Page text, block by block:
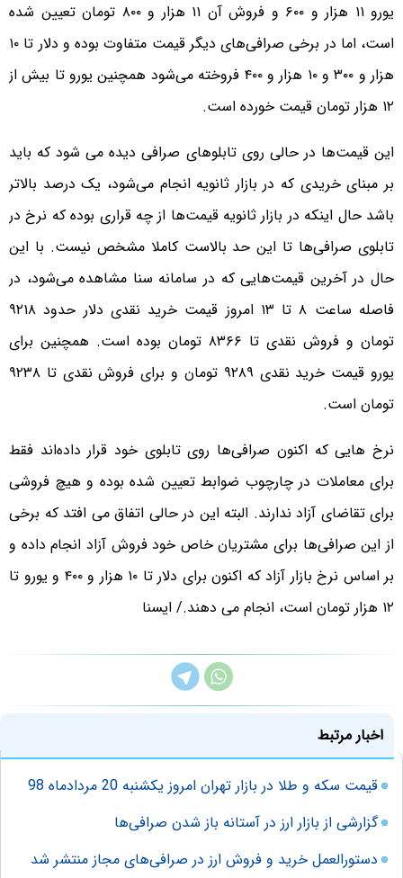
یورو ۱۱ هزار و ۶۰۰ و فروش آن ۱۱ هزار و ۸۰۰ تومان تعیین شده
است، اما در برخی صرافی‌های دیگر قیمت متفاوت بوده و دلار تا ۱۰
هزار و ۳۰۰ و ۱۰ هزار و ۴۰۰ فروخته می‌شود همچنین یورو تا بیش از
۱۲ هزار تومان قیمت خورده است.
این قیمت‌ها در حالی روی تابلوهای صرافی دیده می شود که باید
بر مبنای خریدی که در بازار ثانویه انجام می‌شود، یک درصد بالاتر
باشد حال اینکه در بازار ثانویه قیمت‌ها از چه قراری بوده که نرخ در
تابلوی صرافی‌ها تا این حد بالاست کاملا مشخص نیست. با این
حال در آخرین قیمت‌هایی که در سامانه سنا مشاهده می‌شود، در
فاصله ساعت ۸ تا ۱۳ امروز قیمت خرید نقدی دلار حدود ۹۲۱۸
تومان و فروش نقدی تا ۸۳۶۶ تومان بوده است. همچنین برای
یورو قیمت خرید نقدی ۹۲۸۹ تومان و برای فروش نقدی تا ۹۲۳۸
تومان است.
نرخ هایی که اکنون صرافی‌ها روی تابلوی خود قرار داده‌اند فقط
برای معاملات در چارچوب ضوابط تعیین شده بوده و هیچ فروشی
برای تقاضای آزاد ندارند. البته این در حالی اتفاق می افتد که برخی
از این صرافی‌ها برای مشتریان خاص خود فروش آزاد انجام داده‌ و
بر اساس نرخ بازار آزاد که اکنون برای دلار تا ۱۰ هزار و ۴۰۰ و یورو تا
۱۲ هزار تومان است، انجام می دهند./ ایسنا
اخبار مرتبط
قیمت سکه و طلا در بازار تهران امروز یکشنبه 20 مردادماه 98
گزارشی از بازار ارز در آستانه باز شدن صرافی‌ها
دستورالعمل خرید و فروش ارز در صرافی‌های مجاز منتشر شد